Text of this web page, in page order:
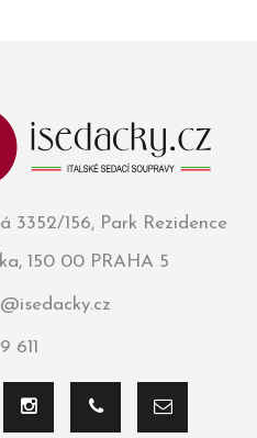
3352/156, Park Rezidence
150 00 PRAHA 5
611